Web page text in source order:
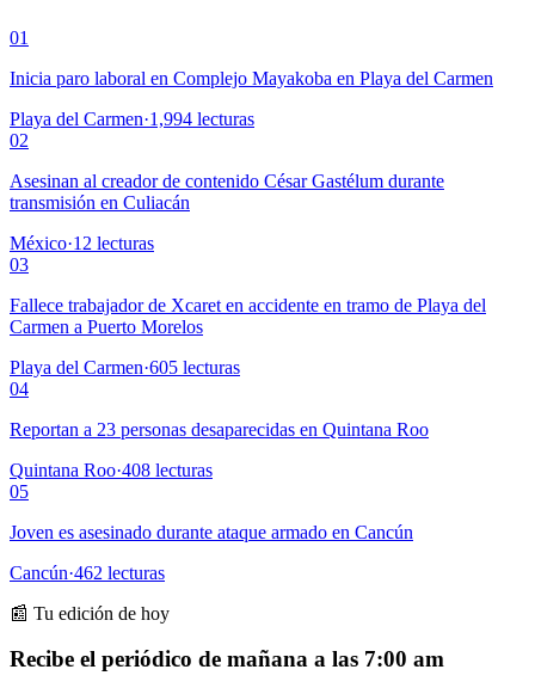
01
Inicia paro laboral en Complejo Mayakoba en Playa del Carmen
Playa del Carmen·1,994 lecturas
02
Asesinan al creador de contenido César Gastélum durante
transmisión en Culiacán
México·12 lecturas
03
Fallece trabajador de Xcaret en accidente en tramo de Playa del
Carmen a Puerto Morelos
Playa del Carmen·605 lecturas
04
Reportan a 23 personas desaparecidas en Quintana Roo
Quintana Roo·408 lecturas
05
Joven es asesinado durante ataque armado en Cancún
Cancún·462 lecturas
📰 Tu edición de hoy
Recibe el periódico de mañana a las 7:00 am